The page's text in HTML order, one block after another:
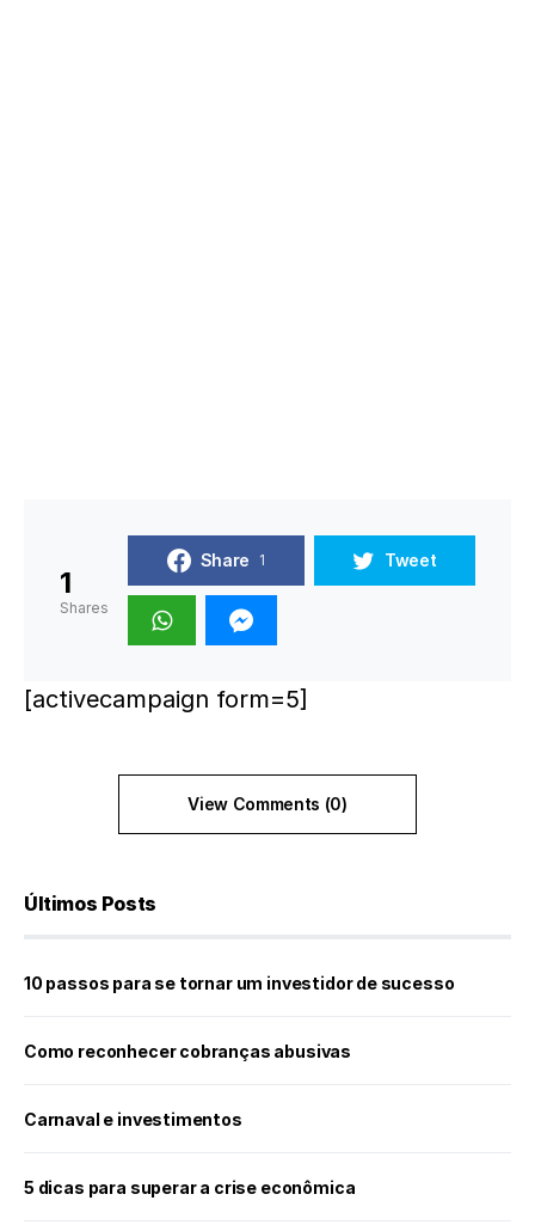
1
Shares
Share 1 Tweet
[activecampaign form=5]
View Comments (0)
Últimos Posts
10 passos para se tornar um investidor de sucesso
Como reconhecer cobranças abusivas
Carnaval e investimentos
5 dicas para superar a crise econômica